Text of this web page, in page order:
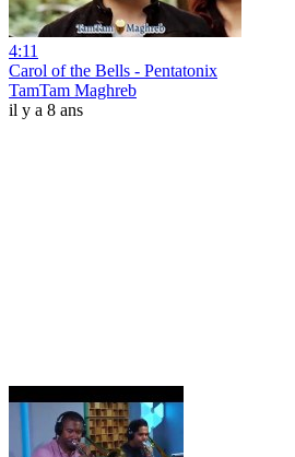
4:11
Carol of the Bells - Pentatonix
TamTam Maghreb
il y a 8 ans